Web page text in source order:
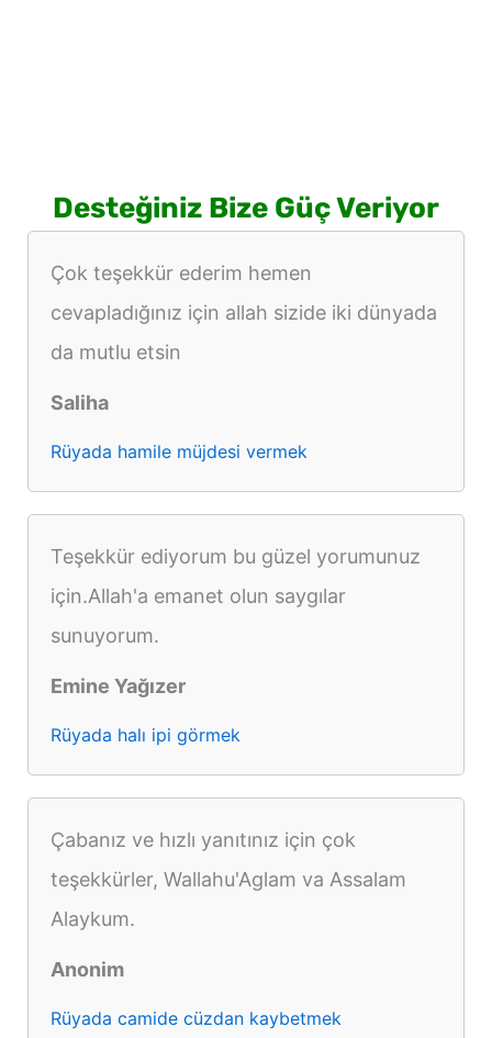
Desteğiniz Bize Güç Veriyor
Çok teşekkür ederim hemen
cevapladığınız için allah sizide iki dünyada
da mutlu etsin
Saliha
Rüyada hamile müjdesi vermek
Teşekkür ediyorum bu güzel yorumunuz
için.Allah'a emanet olun saygılar
sunuyorum.
Emine Yağızer
Rüyada halı ipi görmek
Çabanız ve hızlı yanıtınız için çok
teşekkürler, Wallahu'Aglam va Assalam
Alaykum.
Anonim
Rüyada camide cüzdan kaybetmek